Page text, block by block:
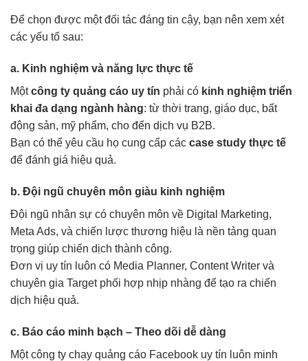
Để chọn được một đối tác đáng tin cậy, bạn nên xem xét
các yếu tố sau:
a. Kinh nghiệm và năng lực thực tế
Mộtcông ty quảng cáo uy tín phải có kinh nghiệm triển
khai đa dạng ngành hàng: từ thời trang, giáo dục, bất
động sản, mỹ phẩm, cho đến dịch vụ B2B.
Bạn có thể yêu cầu họ cung cấp các case study thực tế
để đánh giá hiệu quả.
b. Đội ngũ chuyên môn giàu kinh nghiệm
Đội ngũ nhân sự có chuyên môn về Digital Marketing,
Meta Ads, và chiến lược thương hiệu là nền tảng quan
trọng giúp chiến dịch thành công.
Đơn vị uy tín luôn có Media Planner, Content Writer và
chuyên gia Target phối hợp nhịp nhàng để tạo ra chiến
dịch hiệu quả.
c. Báo cáo minh bạch – Theo dõi dễ dàng
Một công ty chạy quảng cáo Facebook uy tín luôn minh